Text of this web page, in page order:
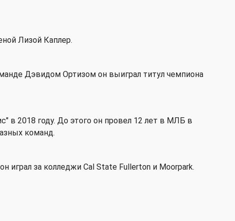
Лизой Каплер.
Дэвидом Ортизом он выиграл титул чемпиона
в 2018 году. До этого он провел 12 лет в МЛБ в
команд.
играл за колледжи Cal State Fullerton и Moorpark.